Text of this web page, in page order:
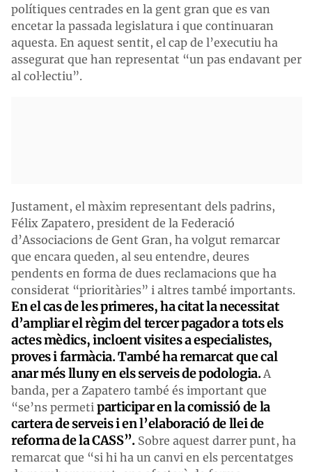
polítiques centrades en la gent gran que es van
encetar la passada legislatura i que continuaran
aquesta. En aquest sentit, el cap de l’executiu ha
assegurat que han representat “un pas endavant per
al col·lectiu”.
Justament, el màxim representant dels padrins,
Félix Zapatero, president de la Federació
d’Associacions de Gent Gran, ha volgut remarcar
que encara queden, al seu entendre, deures
pendents en forma de dues reclamacions que ha
considerat “prioritàries” i altres també importants.
En el cas de les primeres, ha citat la necessitat
d’ampliar el règim del tercer pagador a tots els
actes mèdics, incloent visites a especialistes,
proves i farmàcia. També ha remarcat que cal
anar més lluny en els serveis de podologia.A
banda, per a Zapatero també és important que
“se’ns permeti participar en la comissió de la
cartera de serveis i en l’elaboració de llei de
reforma de la CASS”.Sobre aquest darrer punt, ha
remarcat que “si hi ha un canvi en els percentatges